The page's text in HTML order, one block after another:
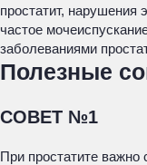
простатит, нарушения
частое
заболеваниями
Полезные
СОВЕТ №1
При простатите важно